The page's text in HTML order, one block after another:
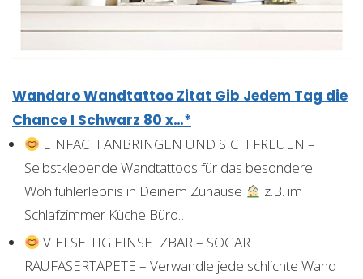
Wandaro Wandtattoo Zitat Gib Jedem Tag die
Chance I Schwarz 80 x…*
EINFACH ANBRINGEN UND SICH FREUEN –
Selbstklebende Wandtattoos für das besondere
Wohlfühlerlebnis in Deinem Zuhause
z.B. im
Schlafzimmer Küche Büro…
VIELSEITIG EINSETZBAR – SOGAR
RAUFASERTAPETE – Verwandle jede schlichte Wand